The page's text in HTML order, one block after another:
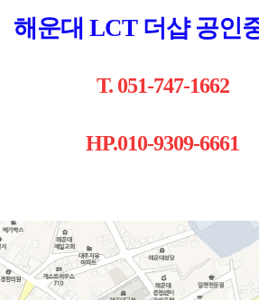
해운대 LCT 더샵 공인
T. 051-747-1662
HP.010-9309-6661